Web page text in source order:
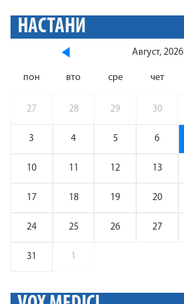
НАСТАНИ
Август, 2026
пон вто сре чет
27 28 29 30
3 4 5 6
10 11 12 13
17 18 19 20
24 25 26 27
31 1